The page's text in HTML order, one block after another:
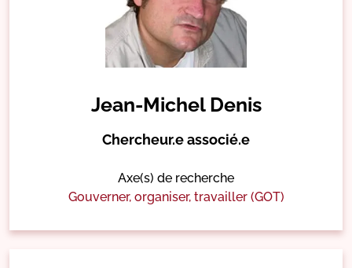
Jean-Michel Denis
Chercheur.e associé.e
Axe(s) de recherche
Gouverner, organiser, travailler (GOT)